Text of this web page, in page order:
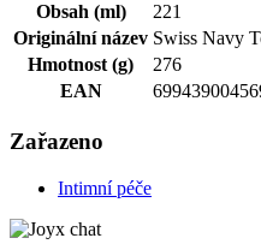
Obsah (ml)
221
Originální název Swiss Navy
Hmotnost (g)
276
EAN
Zařazeno
Intimní péče